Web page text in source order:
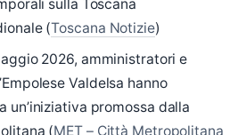
sulla Toscana
(Toscana Notizie)
2026, amministratori e
Valdelsa hanno
un’iniziativa promossa dalla
(MET – Città Metropolitana